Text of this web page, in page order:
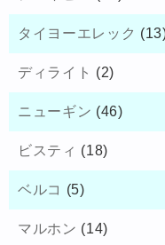
タイヨーエレック
ディライト (2)
ニューギン (46)
ビスティ (18)
ベルコ (5)
マルホン (14)